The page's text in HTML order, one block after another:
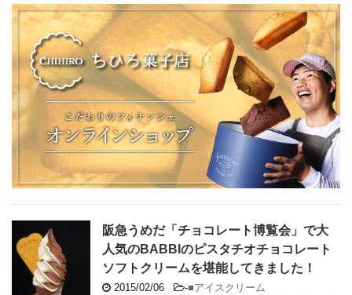
阪急うめだ「チョコレート博覧会」で大
人気のBABBIのピスタチオチョコレート
ソフトクリームを堪能してきました！
2015/02/06 -■アイスクリーム